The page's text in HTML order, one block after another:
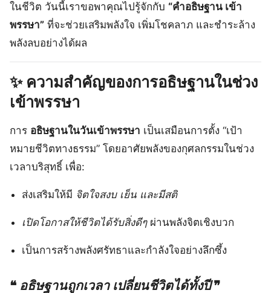
ในชีวิต วันนี้เราขอพาคุณไปรู้จักกับ “คำอธิษฐาน เข้า
พรรษา” ที่จะช่วยเสริมพลังใจ เพิ่มโชคลาภ และชำระล้าง
พลังลบอย่างได้ผล
✨ ความสำคัญของการอธิษฐานในช่วง
เข้าพรรษา
การ อธิษฐานในวันเข้าพรรษา เป็นเสมือนการตั้ง “เป้า
หมายชีวิตทางธรรม” โดยอาศัยพลังของกุศลกรรมในช่วง
เวลาบริสุทธิ์ เพื่อ:
ส่งเสริมให้มี จิตใจสงบ เย็น และมีสติ
เปิดโอกาสให้ชีวิตได้รับสิ่งดีๆผ่านพลังจิตเชิงบวก
เป็นการสร้างพลังศรัทธาและกำลังใจอย่างลึกซึ้ง
❝ อธิษฐานถูกเวลา เปลี่ยนชีวิตได้ทั้งปี❞